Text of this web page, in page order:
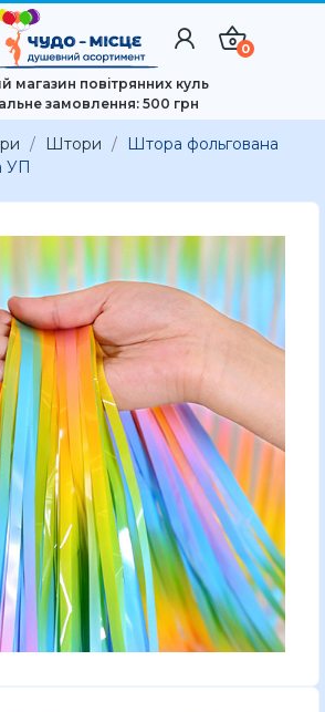
0
магазин повітрянних куль
замовлення: 500 грн
Штори
Штора фольгована
УП